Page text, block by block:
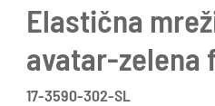
Elastična
avatar-zelena
17-3590-302-SL